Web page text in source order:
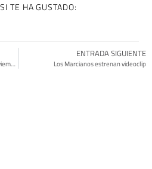
TE HA GUSTADO:
Programación con motivo del 25 de noviembre en Vigo
ENTRADA SIGUIENTE
Los Marcianos estrenan videoclip